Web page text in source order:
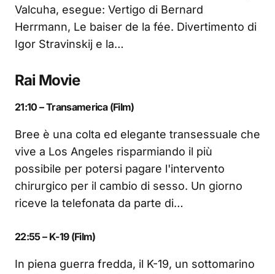
Valcuha, esegue: Vertigo di Bernard
Herrmann, Le baiser de la fée. Divertimento di
Igor Stravinskij e la…
Rai Movie
21:10 – Transamerica (Film)
Bree è una colta ed elegante transessuale che
vive a Los Angeles risparmiando il più
possibile per potersi pagare l'intervento
chirurgico per il cambio di sesso. Un giorno
riceve la telefonata da parte di…
22:55 – K-19 (Film)
In piena guerra fredda, il K-19, un sottomarino